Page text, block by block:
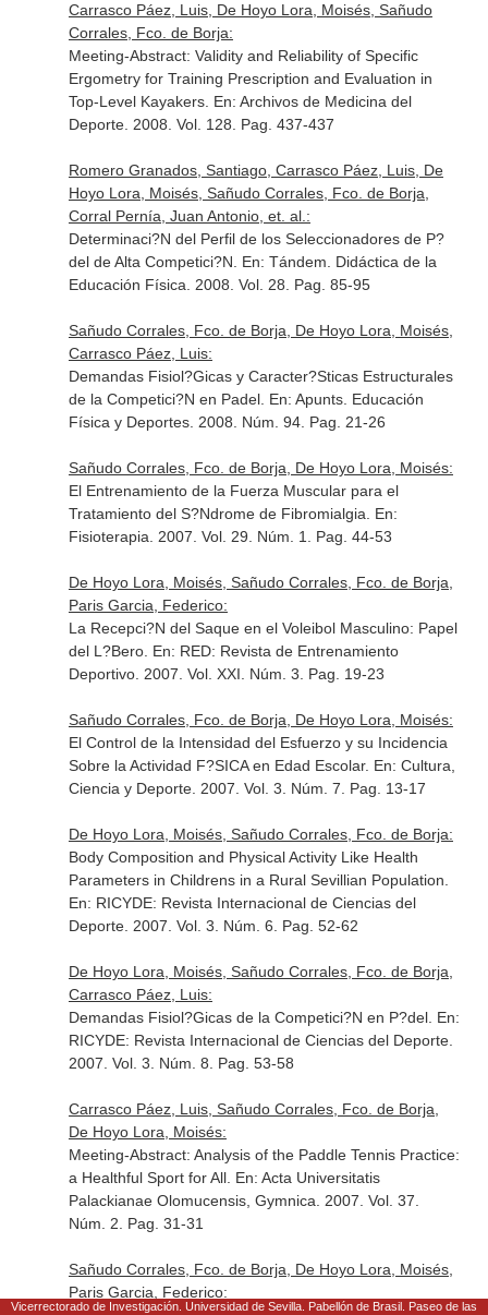
Carrasco Páez, Luis, De Hoyo Lora, Moisés, Sañudo
Corrales, Fco. de Borja:
Meeting-Abstract: Validity and Reliability of Specific
Ergometry for Training Prescription and Evaluation in
Top-Level Kayakers. En: Archivos de Medicina del
Deporte. 2008. Vol. 128. Pag. 437-437
Romero Granados, Santiago, Carrasco Páez, Luis, De
Hoyo Lora, Moisés, Sañudo Corrales, Fco. de Borja,
Corral Pernía, Juan Antonio, et. al.:
Determinaci?N del Perfil de los Seleccionadores de P?
del de Alta Competici?N. En: Tándem. Didáctica de la
Educación Física . 2008. Vol. 28. Pag. 85-95
Sañudo Corrales, Fco. de Borja, De Hoyo Lora, Moisés,
Carrasco Páez, Luis:
Demandas Fisiol?Gicas y Caracter?Sticas Estructurales
de la Competici?N en Padel. En: Apunts. Educación
Física y Deportes. 2008. Núm. 94. Pag. 21-26
Sañudo Corrales, Fco. de Borja, De Hoyo Lora, Moisés:
El Entrenamiento de la Fuerza Muscular para el
Tratamiento del S?Ndrome de Fibromialgia. En:
Fisioterapia . 2007. Vol. 29. Núm. 1. Pag. 44-53
De Hoyo Lora, Moisés, Sañudo Corrales, Fco. de Borja,
Paris Garcia, Federico:
La Recepci?N del Saque en el Voleibol Masculino: Papel
del L?Bero. En: RED: Revista de Entrenamiento
Deportivo. 2007. Vol. XXI. Núm. 3. Pag. 19-23
Sañudo Corrales, Fco. de Borja, De Hoyo Lora, Moisés:
El Control de la Intensidad del Esfuerzo y su Incidencia
Sobre la Actividad F?SICA en Edad Escolar. En: Cultura,
Ciencia y Deporte. 2007. Vol. 3. Núm. 7. Pag. 13-17
De Hoyo Lora, Moisés, Sañudo Corrales, Fco. de Borja:
Body Composition and Physical Activity Like Health
Parameters in Childrens in a Rural Sevillian Population.
En: RICYDE: Revista Internacional de Ciencias del
Deporte. 2007. Vol. 3. Núm. 6. Pag. 52-62
De Hoyo Lora, Moisés, Sañudo Corrales, Fco. de Borja,
Carrasco Páez, Luis:
Demandas Fisiol?Gicas de la Competici?N en P?del. En:
RICYDE: Revista Internacional de Ciencias del Deporte.
2007. Vol. 3. Núm. 8. Pag. 53-58
Carrasco Páez, Luis, Sañudo Corrales, Fco. de Borja,
De Hoyo Lora, Moisés:
Meeting-Abstract: Analysis of the Paddle Tennis Practice:
a Healthful Sport for All. En: Acta Universitatis
Palackianae Olomucensis, Gymnica . 2007. Vol. 37.
Núm. 2. Pag. 31-31
Sañudo Corrales, Fco. de Borja, De Hoyo Lora, Moisés,
Paris Garcia, Federico:
Vicerrectorado de Investigación. Universidad de Sevilla. Pabellón de Brasil. Paseo de las